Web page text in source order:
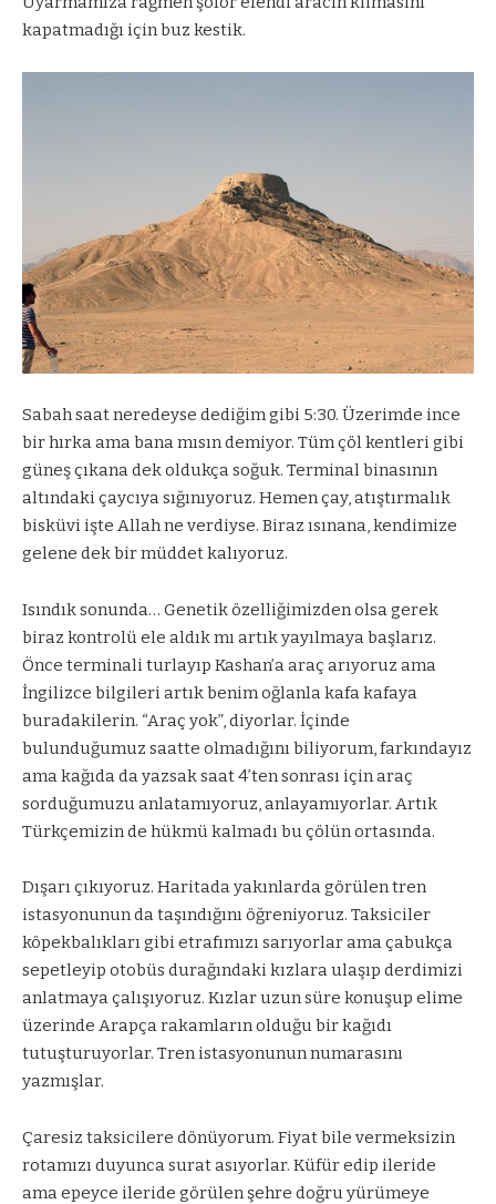
kapatmadığı için buz kestik.
Sabah saat neredeyse dediğim gibi 5:30. Üzerimde ince
bir hırka ama bana mısın demiyor. Tüm çöl kentleri gibi
güneş çıkana dek oldukça soğuk. Terminal binasının
altındaki çaycıya sığınıyoruz. Hemen çay, atıştırmalık
bisküvi işte Allah ne verdiyse. Biraz ısınana, kendimize
gelene dek bir müddet kalıyoruz.
Isındık sonunda… Genetik özelliğimizden olsa gerek
biraz kontrolü ele aldık mı artık yayılmaya başlarız.
Önce terminali turlayıp Kashan’a araç arıyoruz ama
İngilizce bilgileri artık benim oğlanla kafa kafaya
buradakilerin. “Araç yok”, diyorlar. İçinde
bulunduğumuz saatte olmadığını biliyorum, farkındayız
ama kağıda da yazsak saat 4’ten sonrası için araç
sorduğumuzu anlatamıyoruz, anlayamıyorlar. Artık
Türkçemizin de hükmü kalmadı bu çölün ortasında.
Dışarı çıkıyoruz. Haritada yakınlarda görülen tren
istasyonunun da taşındığını öğreniyoruz. Taksiciler
köpekbalıkları gibi etrafımızı sarıyorlar ama çabukça
sepetleyip otobüs durağındaki kızlara ulaşıp derdimizi
anlatmaya çalışıyoruz. Kızlar uzun süre konuşup elime
üzerinde Arapça rakamların olduğu bir kağıdı
tutuşturuyorlar. Tren istasyonunun numarasını
yazmışlar.
Çaresiz taksicilere dönüyorum. Fiyat bile vermeksizin
rotamızı duyunca surat asıyorlar. Küfür edip ileride
ama epeyce ileride görülen şehre doğru yürümeye